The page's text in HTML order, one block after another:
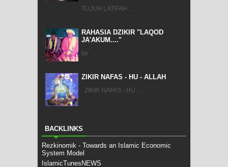
TUJUH LATIFAH ...
RAHASIA DZIKIR "LAQOD
JA'AKUM...."
ke ...
ZIKIR NAFAS - HU - ALLAH
ZIKIR NAFAS - HU ...
BACKLINKS
Rezkinomik - Towards an Islamic Economic
System Model
IslamicTunesNEWS